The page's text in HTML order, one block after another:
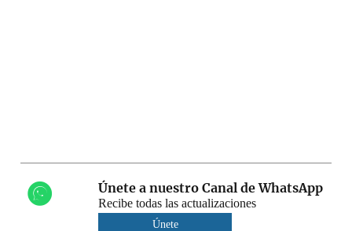
Únete a nuestro Canal de WhatsApp
Recibe todas las actualizaciones
Únete